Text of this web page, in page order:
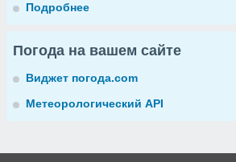
Подробнее
Погода на вашем сайте
Виджет погода.com
Метеорологический API